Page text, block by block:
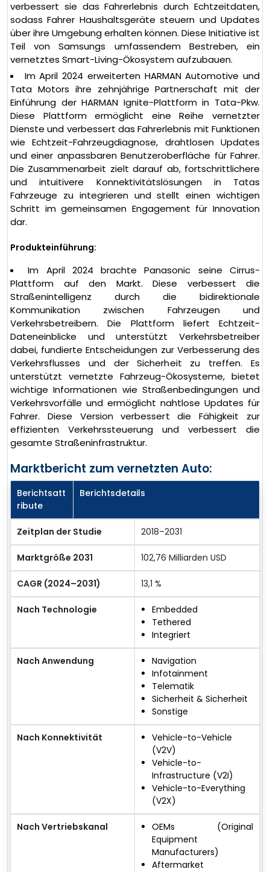
verbessert sie das Fahrerlebnis durch Echtzeitdaten,
sodass Fahrer Haushaltsgeräte steuern und Updates
über ihre Umgebung erhalten können. Diese Initiative ist
Teil von Samsungs umfassendem Bestreben, ein
vernetztes Smart-Living-Ökosystem aufzubauen.
Im April 2024 erweiterten HARMAN Automotive und
Tata Motors ihre zehnjährige Partnerschaft mit der
Einführung der HARMAN Ignite-Plattform in Tata-Pkw.
Diese Plattform ermöglicht eine Reihe vernetzter
Dienste und verbessert das Fahrerlebnis mit Funktionen
wie Echtzeit-Fahrzeugdiagnose, drahtlosen Updates
und einer anpassbaren Benutzeroberfläche für Fahrer.
Die Zusammenarbeit zielt darauf ab, fortschrittlichere
und intuitivere Konnektivitätslösungen in Tatas
Fahrzeuge zu integrieren und stellt einen wichtigen
Schritt im gemeinsamen Engagement für Innovation
dar.
Produkteinführung:
Im April 2024 brachte Panasonic seine Cirrus-
Plattform auf den Markt. Diese verbessert die
Straßenintelligenz durch die bidirektionale
Kommunikation zwischen Fahrzeugen und
Verkehrsbetreibern. Die Plattform liefert Echtzeit-
Dateneinblicke und unterstützt Verkehrsbetreiber
dabei, fundierte Entscheidungen zur Verbesserung des
Verkehrsflusses und der Sicherheit zu treffen. Es
unterstützt vernetzte Fahrzeug-Ökosysteme, bietet
wichtige Informationen wie Straßenbedingungen und
Verkehrsvorfälle und ermöglicht nahtlose Updates für
Fahrer. Diese Version verbessert die Fähigkeit zur
effizienten Verkehrssteuerung und verbessert die
gesamte Straßeninfrastruktur.
Marktbericht zum vernetzten Auto:
Berichtsatt
ribute
Berichtsdetails
Zeitplan der Studie 2018–2031
Marktgröße 2031 102,76 Milliarden USD
CAGR (2024–2031) 13,1 %
Nach Technologie
Embedded
Tethered
Integriert
Nach Anwendung
Navigation
Infotainment
Telematik
Sicherheit & Sicherheit
Sonstige
Nach Konnektivität
Vehicle-to-Vehicle
(V2V)
Vehicle-to-
Infrastructure (V2I)
Vehicle-to-Everything
(V2X)
Nach Vertriebskanal
OEMs (Original
Equipment
Manufacturers)
Aftermarket